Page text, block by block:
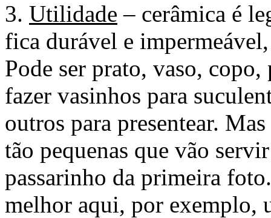
3. Utilidade – cerâmica é
fica durável e
Pode ser prato, vaso,
fazer vasinhos para
outros para presentear.
tão pequenas que vão
passarinho da primeira
melhor aqui, por exemplo,